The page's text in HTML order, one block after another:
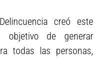
creó este
objetivo de generar
todas las personas,